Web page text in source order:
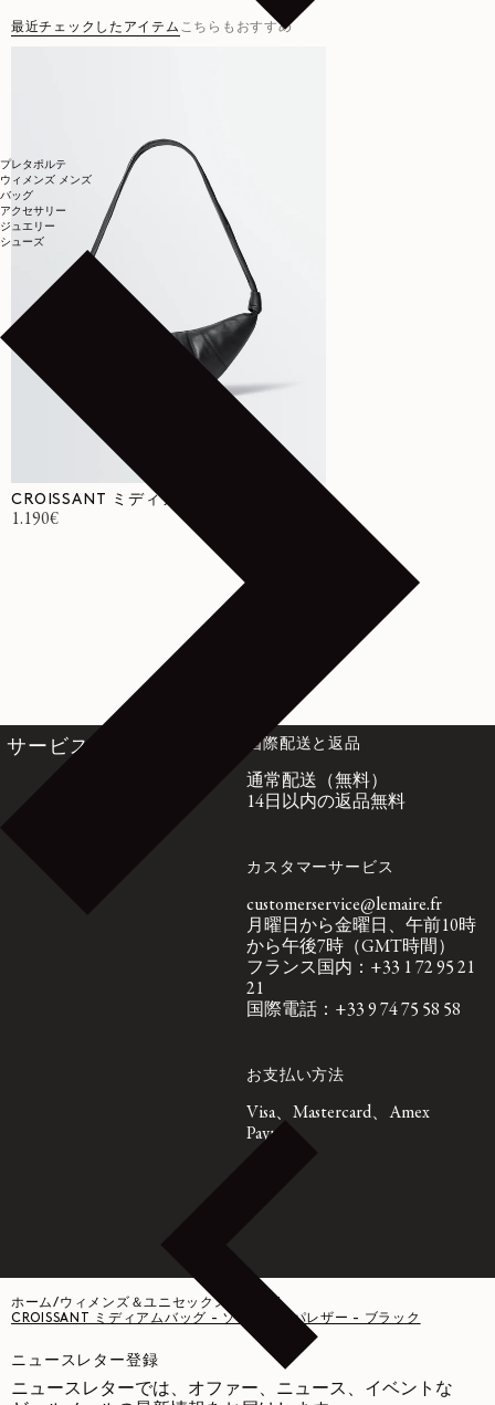
プレタポルテ
ウィメンズ メンズ
バッグ
アクセサリー
ジュエリー
シューズ
最近チェックしたアイテム こちらもおすすめ
CROISSANT ミディアムバッグ
通常価格
1.190€
サービス 国際配送と返品
通常配送（無料）
14日以内の返品無料
カスタマーサービス
customerservice@lemaire.fr
月曜日から金曜日、午前10時
から午後7時（GMT時間）
フランス国内：+33 1 72 95 21
21
国際電話：+33 9 74 75 58 58
お支払い方法
Visa、Mastercard、Amex
Paypal
ホーム/ウィメンズ＆ユニセックス バッグ
/
CROISSANT ミディアムバッグ - ソフトナッパレザー - ブラック
ニュースレター登録
ニュースレターでは、オファー、ニュース、イベントな